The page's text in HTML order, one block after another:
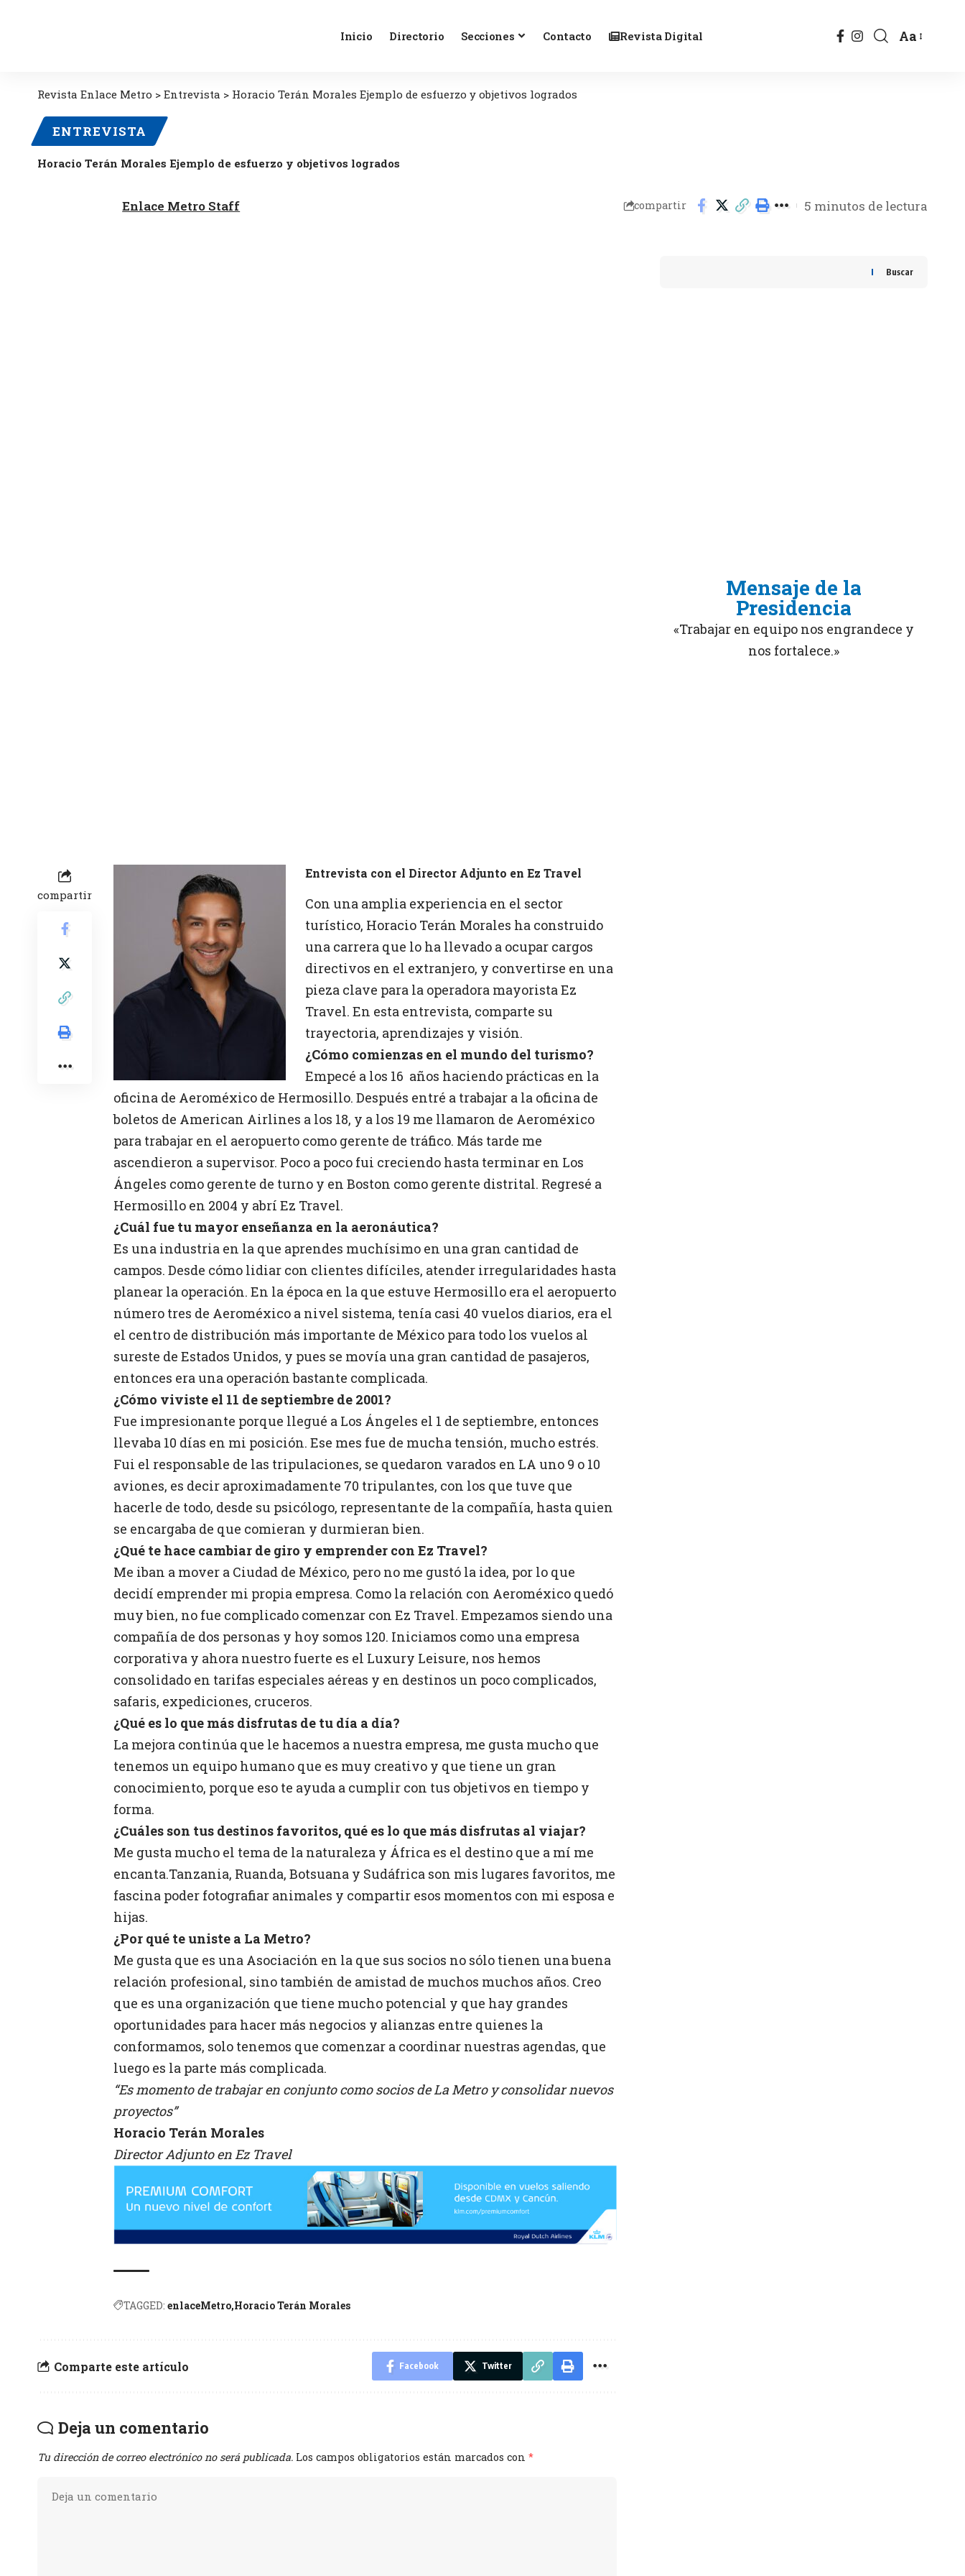
Inicio Directorio Secciones Contacto Revista Digital Aa
Revista Enlace Metro > Entrevista > Horacio Terán Morales Ejemplo de esfuerzo y objetivos logrados
ENTREVISTA
Horacio Terán Morales Ejemplo de esfuerzo y objetivos logrados
Enlace Metro Staff compartir 5 minutos de lectura
compartir
Entrevista con el Director Adjunto en Ez Travel
Con una amplia experiencia en el sector
turístico, Horacio Terán Morales ha construido
una carrera que lo ha llevado a ocupar cargos
directivos en el extranjero, y convertirse en una
pieza clave para la operadora mayorista Ez
Travel. En esta entrevista, comparte su
trayectoria, aprendizajes y visión.
¿Cómo comienzas en el mundo del turismo?
Empecé a los 16 años haciendo prácticas en la
oficina de Aeroméxico de Hermosillo. Después entré a trabajar a la oficina de
boletos de American Airlines a los 18, y a los 19 me llamaron de Aeroméxico
para trabajar en el aeropuerto como gerente de tráfico. Más tarde me
ascendieron a supervisor. Poco a poco fui creciendo hasta terminar en Los
Ángeles como gerente de turno y en Boston como gerente distrital. Regresé a
Hermosillo en 2004 y abrí Ez Travel.
¿Cuál fue tu mayor enseñanza en la aeronáutica?
Es una industria en la que aprendes muchísimo en una gran cantidad de
campos. Desde cómo lidiar con clientes difíciles, atender irregularidades hasta
planear la operación. En la época en la que estuve Hermosillo era el aeropuerto
número tres de Aeroméxico a nivel sistema, tenía casi 40 vuelos diarios, era el
el centro de distribución más importante de México para todo los vuelos al
sureste de Estados Unidos, y pues se movía una gran cantidad de pasajeros,
entonces era una operación bastante complicada.
¿Cómo viviste el 11 de septiembre de 2001?
Fue impresionante porque llegué a Los Ángeles el 1 de septiembre, entonces
llevaba 10 días en mi posición. Ese mes fue de mucha tensión, mucho estrés.
Fui el responsable de las tripulaciones, se quedaron varados en LA uno 9 o 10
aviones, es decir aproximadamente 70 tripulantes, con los que tuve que
hacerle de todo, desde su psicólogo, representante de la compañía, hasta quien
se encargaba de que comieran y durmieran bien.
¿Qué te hace cambiar de giro y emprender con Ez Travel?
Me iban a mover a Ciudad de México, pero no me gustó la idea, por lo que
decidí emprender mi propia empresa. Como la relación con Aeroméxico quedó
muy bien, no fue complicado comenzar con Ez Travel. Empezamos siendo una
compañía de dos personas y hoy somos 120. Iniciamos como una empresa
corporativa y ahora nuestro fuerte es el Luxury Leisure, nos hemos
consolidado en tarifas especiales aéreas y en destinos un poco complicados,
safaris, expediciones, cruceros.
¿Qué es lo que más disfrutas de tu día a día?
La mejora continúa que le hacemos a nuestra empresa, me gusta mucho que
tenemos un equipo humano que es muy creativo y que tiene un gran
conocimiento, porque eso te ayuda a cumplir con tus objetivos en tiempo y
forma.
¿Cuáles son tus destinos favoritos, qué es lo que más disfrutas al viajar?
Me gusta mucho el tema de la naturaleza y África es el destino que a mí me
encanta.Tanzania, Ruanda, Botsuana y Sudáfrica son mis lugares favoritos, me
fascina poder fotografiar animales y compartir esos momentos con mi esposa e
hijas.
¿Por qué te uniste a La Metro?
Me gusta que es una Asociación en la que sus socios no sólo tienen una buena
relación profesional, sino también de amistad de muchos muchos años. Creo
que es una organización que tiene mucho potencial y que hay grandes
oportunidades para hacer más negocios y alianzas entre quienes la
conformamos, solo tenemos que comenzar a coordinar nuestras agendas, que
luego es la parte más complicada.
“Es momento de trabajar en conjunto como socios de La Metro y consolidar nuevos
proyectos”
Horacio Terán Morales
Director Adjunto en Ez Travel
TAGGED: enlaceMetro Horacio Terán Morales
Comparte este artículo Facebook Twitter
Deja un comentario
Tu dirección de correo electrónico no será publicada. Los campos obligatorios están marcados con *
Buscar
Mensaje de la
Presidencia
«Trabajar en equipo nos engrandece y
nos fortalece.»